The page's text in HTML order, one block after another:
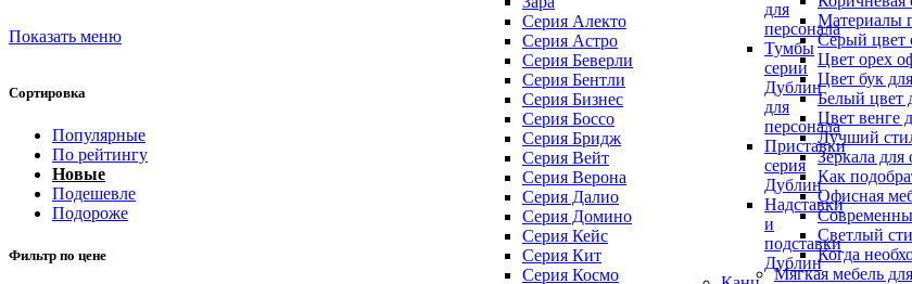
Материалы
Серый цвет
Цвет орех
Цвет бук
Белый цвет
Цвет венге
Лучший
Зеркала для
Как
Офисная
Светлый
Когда
Мягкая мебель
Серия Алекто
Серия Астро
Серия Беверли
Серия Бентли
Серия Бизнес
Серия Боссо
Серия Бридж
Серия Вейт
Серия Верона
Серия Далио
Серия Домино
Серия Кейс
Серия Кит
Серия Космо
для
персонала
Тумбы
серии
Дублин
для
персонала
Приставки
серия
Дублин
Надставки
и
подставки
Дублин
Показать меню
Сортировка
Популярные
По рейтингу
Новые
Подешевле
Подороже
Фильтр по цене